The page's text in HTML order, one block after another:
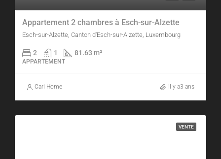
Appartement 2 chambres à Esch-sur-Alzette
Esch-sur-Alzette, Canton d'Esch-sur-Alzette, Luxembourg
2 1 81.63 m²
APPARTEMENT
Cari Home il y a3 ans
VENTE